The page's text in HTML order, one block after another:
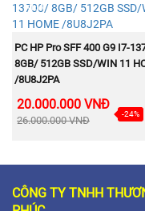
NEW
MUA NGAY
PC HP Pro SFF 400 G9 I7-
8GB/ 512GB SSD/WIN 11
/8U8J2PA
20.000.000 VNĐ
26.000.000 VNĐ
-24%
CÔNG TY TNHH